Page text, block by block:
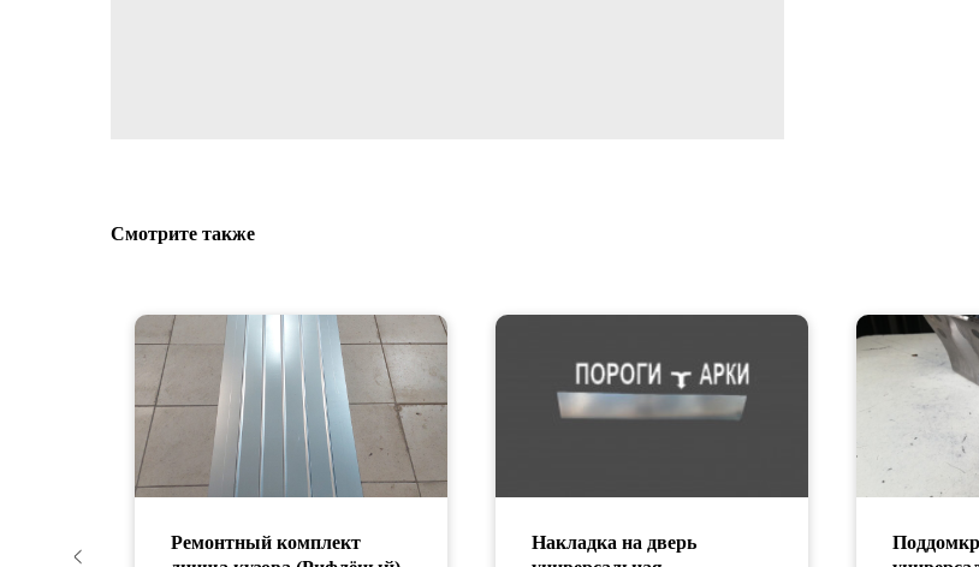
Смотрите также
Ремонтный комплект
Накладка на дверь